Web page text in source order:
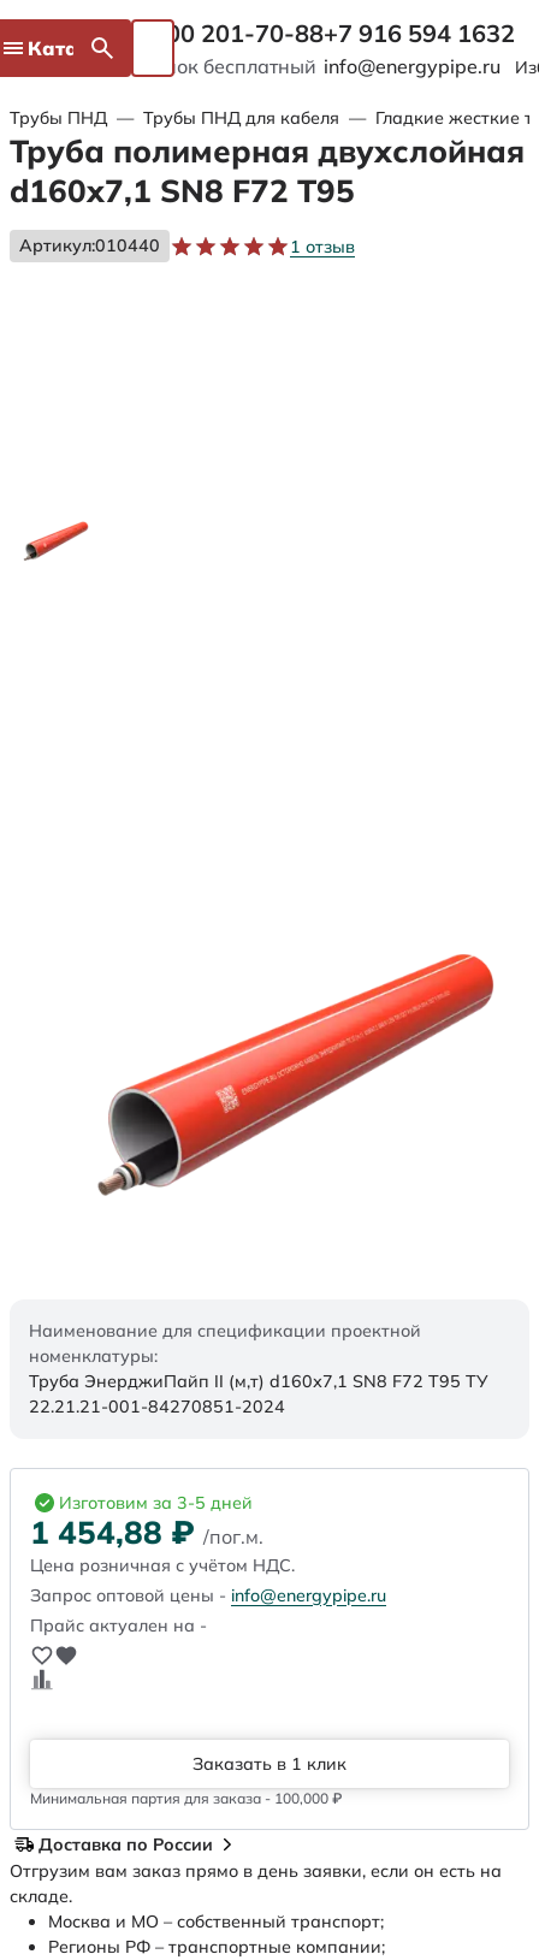
Каталог 8 800 201-70-88
Звонок бесплатный
+7 916 594 1632
info@energypipe.ru
Трубы ПНД — Трубы ПНД для кабеля — Гладкие жесткие
Труба полимерная двухслойная
d160х7,1 SN8 F72 Т95
Артикул:010440 1 отзыв
Наименование для спецификации проектной
номенклатуры:
Труба ЭнерджиПайп II (м,т) d160х7,1 SN8 F72 Т95 ТУ
22.21.21-001-84270851-2024
Изготовим за 3-5 дней
1 454,88 ₽ /пог.м.
Цена розничная с учётом НДС.
Запрос оптовой цены - info@energypipe.ru
Прайс актуален на -
Заказать в 1 клик
Минимальная партия для заказа - 100,000 ₽
Доставка по России
Отгрузим вам заказ прямо в день заявки, если он есть на
складе.
Москва и МО – собственный транспорт;
Регионы РФ – транспортные компании;